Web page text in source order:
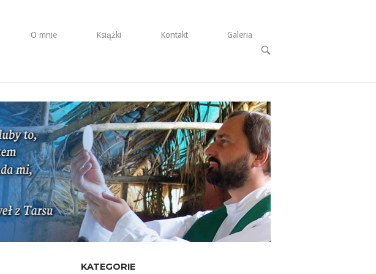
O mnie Książki Kontakt
Galeria
Open
KATEGORIE